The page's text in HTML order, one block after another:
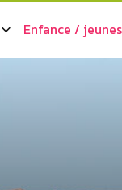
Enfance /